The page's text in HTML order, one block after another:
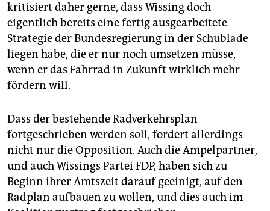
kritisiert daher gerne, dass Wissing doch
eigentlich bereits eine fertig ausgearbeitete
Strategie der Bundesregierung in der Schublade
liegen habe, die er nur noch umsetzen müsse,
wenn er das Fahrrad in Zukunft wirklich mehr
fördern will.
Dass der bestehende Radverkehrsplan
fortgeschrieben werden soll, fordert allerdings
nicht nur die Opposition. Auch die Ampelpartner,
und auch Wissings Partei FDP, haben sich zu
Beginn ihrer Amtszeit darauf geeinigt, auf den
Radplan aufbauen zu wollen, und dies auch im